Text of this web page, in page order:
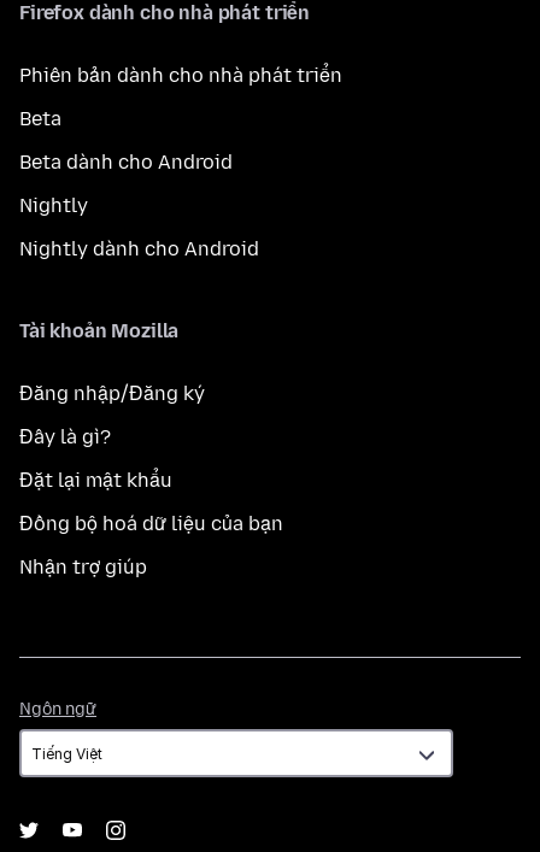
Firefox dành cho nhà phát triển
Phiên bản dành cho nhà phát triển
Beta
Beta dành cho Android
Nightly
Nightly dành cho Android
Tài khoản Mozilla
Đăng nhập/Đăng ký
Đây là gì?
Đặt lại mật khẩu
Đồng bộ hoá dữ liệu của bạn
Nhận trợ giúp
Ngôn ngữ
ngữ